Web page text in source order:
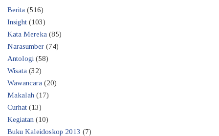
Berita (516)
Insight (103)
Kata Mereka (85)
Narasumber (74)
Antologi (58)
Wisata (32)
Wawancara (20)
Makalah (17)
Curhat (13)
Kegiatan (10)
Buku Kaleidoskop 2013 (7)